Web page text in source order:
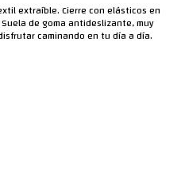
extraíble. Cierre con elásticos en
de goma antideslizante, muy
caminando en tu día a día.